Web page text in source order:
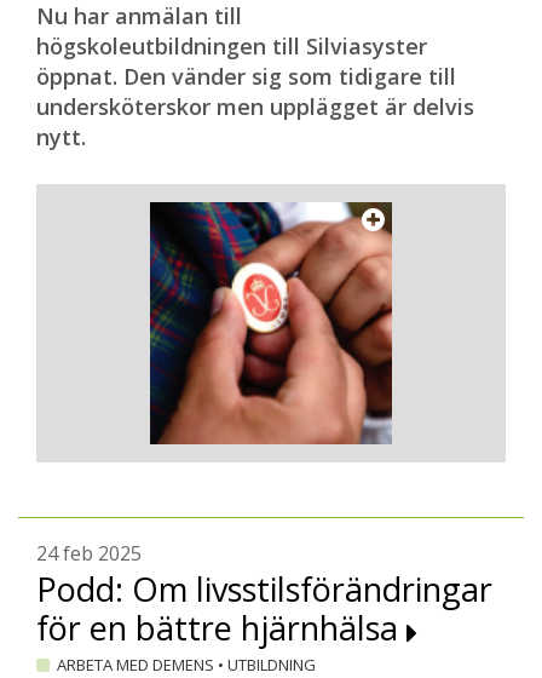
Nu har anmälan till
högskoleutbildningen till Silviasyster
öppnat. Den vänder sig som tidigare till
undersköterskor men upplägget är delvis
nytt.
24 feb 2025
Podd: Om livsstilsförändringar
för en bättre hjärnhälsa
ARBETA MED DEMENS • UTBILDNING